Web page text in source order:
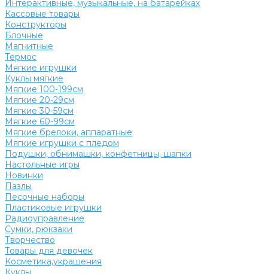
Интерактивные, музыкальные, на батарейках
Кассовые товары
Конструкторы
Блочные
Магнитные
Термос
Мягкие игрушки
Куклы мягкие
Мягкие 100-199см
Мягкие 20-29см
Мягкие 30-59см
Мягкие 60-99см
Мягкие брелоки, аппаратные
Мягкие игрушки с пледом
Подушки, обнимашки, конфетницы, шапки
Настольные игры
Новинки
Пазлы
Песочные наборы
Пластиковые игрушки
Радиоуправление
Сумки, рюкзаки
Творчество
Товары для девочек
Косметика,украшения